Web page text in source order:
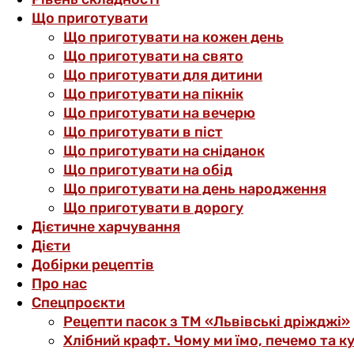
Що приготувати
Що приготувати на кожен день
Що приготувати на свято
Що приготувати для дитини
Що приготувати на пікнік
Що приготувати на вечерю
Що приготувати в піст
Що приготувати на сніданок
Що приготувати на обід
Що приготувати на день народження
Що приготувати в дорогу
Дієтичне харчування
Дієти
Добірки рецептів
Про нас
Спецпроєкти
Рецепти пасок з ТМ «Львівські дріжджі»
Хлібний крафт. Чому ми їмо, печемо та